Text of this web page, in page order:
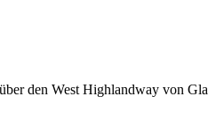
den West Highlandway von